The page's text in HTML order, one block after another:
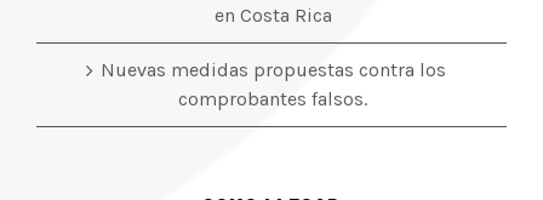
en Costa Rica
Nuevas medidas propuestas contra los
comprobantes falsos.